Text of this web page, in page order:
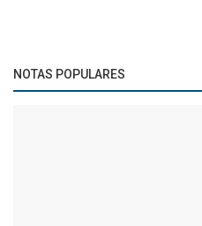
NOTAS POPULARES